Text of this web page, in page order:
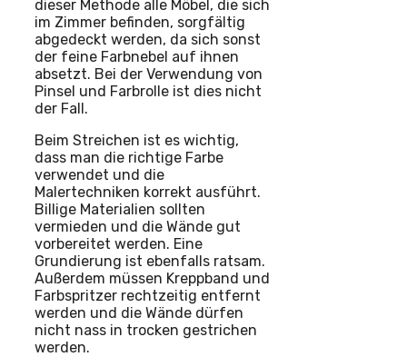
dieser Methode alle Möbel, die sich
im Zimmer befinden, sorgfältig
abgedeckt werden, da sich sonst
der feine Farbnebel auf ihnen
absetzt. Bei der Verwendung von
Pinsel und Farbrolle ist dies nicht
der Fall.
Beim Streichen ist es wichtig,
dass man die richtige Farbe
verwendet und die
Malertechniken korrekt ausführt.
Billige Materialien sollten
vermieden und die Wände gut
vorbereitet werden. Eine
Grundierung ist ebenfalls ratsam.
Außerdem müssen Kreppband und
Farbspritzer rechtzeitig entfernt
werden und die Wände dürfen
nicht nass in trocken gestrichen
werden.